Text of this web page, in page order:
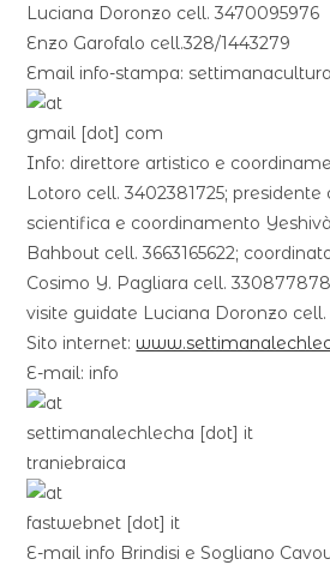
Luciana Doronzo cell. 3470095976
Enzo Garofalo cell.328/1443279
Email info-stampa:
gmail [dot] com
Info: direttore artistico e
Lotoro cell. 3402381725;
scientifica e coordinamento
Bahbout cell. 3663165622;
Cosimo Y. Pagliara cell.
visite guidate Luciana Doronzo
Sito internet:
E-mail: info
settimanalechlecha [dot] it
traniebraica
fastwebnet [dot] it
E-mail info Brindisi e Sogliano